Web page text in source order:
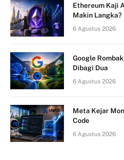
Ethereum Kaji
Makin Langka?
6 Agustus 2026
Google
Dibagi Dua
6 Agustus 2026
Meta Kejar
Code
6 Agustus 2026